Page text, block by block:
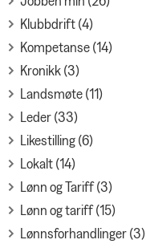
Klubbdrift (4)
Kompetanse (14)
Kronikk (3)
Landsmøte (11)
Leder (33)
Likestilling (6)
Lokalt (14)
Lønn og Tariff (3)
Lønn og tariff (15)
Lønnsforhandlinger (3)